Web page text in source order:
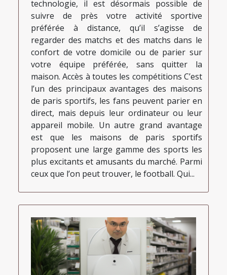
technologie, il est désormais possible de
suivre de près votre activité sportive
préférée à distance, qu’il s’agisse de
regarder des matchs et des matchs dans le
confort de votre domicile ou de parier sur
votre équipe préférée, sans quitter la
maison. Accès à toutes les compétitions C’est
l’un des principaux avantages des maisons
de paris sportifs, les fans peuvent parier en
direct, mais depuis leur ordinateur ou leur
appareil mobile. Un autre grand avantage
est que les maisons de paris sportifs
proposent une large gamme des sports les
plus excitants et amusants du marché. Parmi
ceux que l’on peut trouver, le football. Qui...